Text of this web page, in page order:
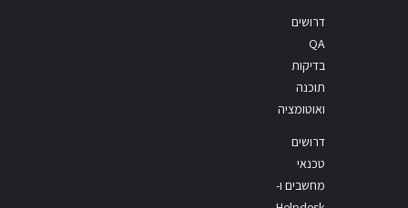
דרושים
QA
בדיקות
תוכנה
ואוטומציה
דרושים
טכנאי
מחשבים ו-